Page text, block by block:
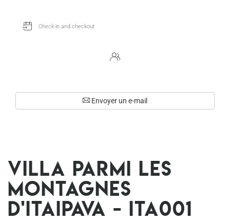
Villa parmi les
montagnes
d'Itaipava - Ita001
Envoyer un e-mail